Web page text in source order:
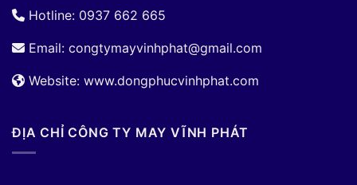
Hotline: 0937 662 665
Email: congtymayvinhphat@gmail.com
Website: www.dongphucvinhphat.com
ĐỊA CHỈ CÔNG TY MAY VĨNH PHÁT